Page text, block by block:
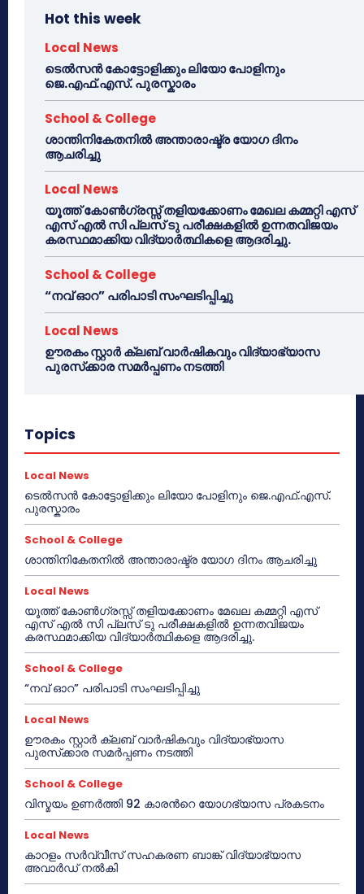
Hot this week
Local News
ടെൽസൻ കോട്ടോളിക്കും ലിയോ പോളിനും
ജെ.എഫ്.എസ്. പുരസ്കാരം
School & College
ശാന്തിനികേതനിൽ അന്താരാഷ്ട്ര യോഗ ദിനം
ആചരിച്ചു
Local News
യൂത്ത് കോൺഗ്രസ്സ് തളിയക്കോണം മേഖല കമ്മറ്റി എസ്
എസ് എൽ സി പ്ലസ് ടു പരീക്ഷകളിൽ ഉന്നതവിജയം
കരസ്ഥമാക്കിയ വിദ്യാർത്ഥികളെ ആദരിച്ചു.
School & College
“നവ് ഓറ” പരിപാടി സംഘടിപ്പിച്ചു
Local News
ഊരകം സ്റ്റാർ ക്ലബ് വാർഷികവും വിദ്യാഭ്യാസ
പുരസ്‌ക്കാര സമർപ്പണം നടത്തി
Topics
Local News
ടെൽസൻ കോട്ടോളിക്കും ലിയോ പോളിനും ജെ.എഫ്.എസ്.
പുരസ്കാരം
School & College
ശാന്തിനികേതനിൽ അന്താരാഷ്ട്ര യോഗ ദിനം ആചരിച്ചു
Local News
യൂത്ത് കോൺഗ്രസ്സ് തളിയക്കോണം മേഖല കമ്മറ്റി എസ്
എസ് എൽ സി പ്ലസ് ടു പരീക്ഷകളിൽ ഉന്നതവിജയം
കരസ്ഥമാക്കിയ വിദ്യാർത്ഥികളെ ആദരിച്ചു.
School & College
“നവ് ഓറ” പരിപാടി സംഘടിപ്പിച്ചു
Local News
ഊരകം സ്റ്റാർ ക്ലബ് വാർഷികവും വിദ്യാഭ്യാസ
പുരസ്‌ക്കാര സമർപ്പണം നടത്തി
School & College
വിസ്മയം ഉണർത്തി 92 കാരൻറെ യോഗഭ്യാസ പ്രകടനം
Local News
കാറളം സർവ്വീസ് സഹകരണ ബാങ്ക് വിദ്യാഭ്യാസ
അവാർഡ് നൽകി